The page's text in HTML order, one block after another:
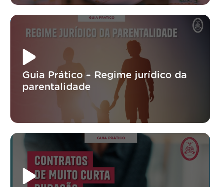
Guia Prático – Regime jurídico da
parentalidade